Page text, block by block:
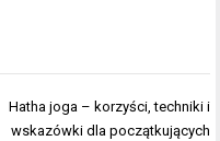
Hatha joga – korzyści, techniki i
wskazówki dla początkujących